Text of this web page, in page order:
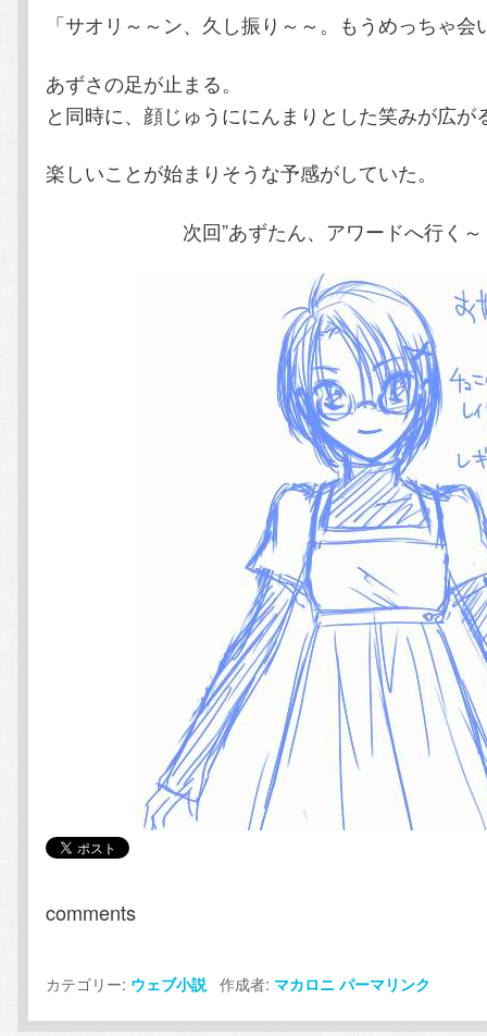
「サオリ～～ン、久し振り～～。もうめっちゃ
あずさの足が止まる。
と同時に、顔じゅうににんまりとした笑みが広が
楽しいことが始まりそうな予感がしていた。
次回”あずたん、アワードへ行く～２
comments
カテゴリー: ウェブ小説 作成者: マカロニ パーマリンク